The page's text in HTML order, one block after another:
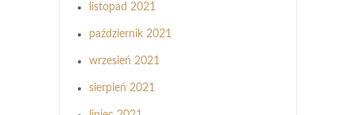
listopad 2021
październik 2021
wrzesień 2021
sierpień 2021